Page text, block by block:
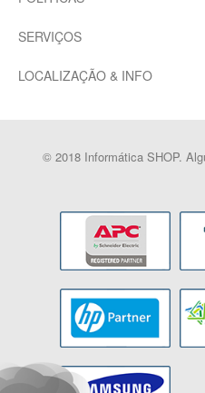
SERVIÇOS
LOCALIZAÇÃO & INFO
© 2018 Informática SHOP.